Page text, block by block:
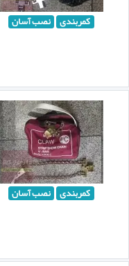
کمربندی نصب آسان
کمربندی نصب آسان